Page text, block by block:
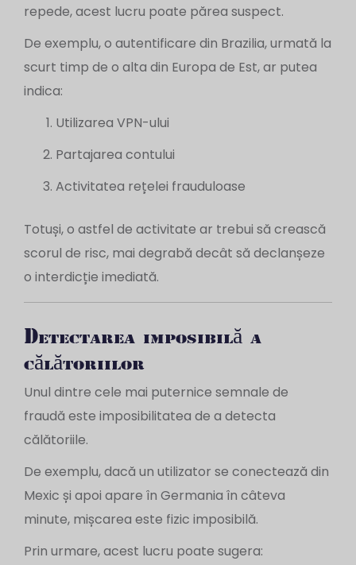
repede, acest lucru poate părea suspect.
De exemplu, o autentificare din Brazilia, urmată la
scurt timp de o alta din Europa de Est, ar putea
indica:
Utilizarea VPN-ului
Partajarea contului
Activitatea rețelei frauduloase
Totuși, o astfel de activitate ar trebui să crească
scorul de risc, mai degrabă decât să declanșeze
o interdicție imediată.
Detectarea imposibilă a
călătoriilor
Unul dintre cele mai puternice semnale de
fraudă este imposibilitatea de a detecta
călătoriile.
De exemplu, dacă un utilizator se conectează din
Mexic și apoi apare în Germania în câteva
minute, mișcarea este fizic imposibilă.
Prin urmare, acest lucru poate sugera: